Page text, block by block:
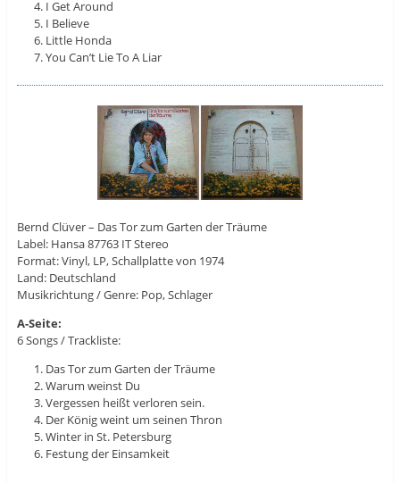
I Get Around
I Believe
Little Honda
You Can’t Lie To A Liar
Bernd Clüver – Das Tor zum Garten der Träume
Label: Hansa 87763 IT Stereo
Format: Vinyl, LP, Schallplatte von 1974
Land: Deutschland
Musikrichtung / Genre: Pop, Schlager
A-Seite:
6 Songs / Trackliste:
Das Tor zum Garten der Träume
Warum weinst Du
Vergessen heißt verloren sein.
Der König weint um seinen Thron
Winter in St. Petersburg
Festung der Einsamkeit